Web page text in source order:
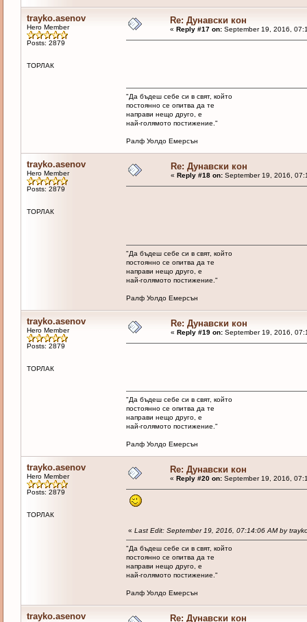
trayko.asenov
Hero Member
Posts: 2879
ТОРЛАК
Re: Дунавски кон
« Reply #17 on:September 19, 2016,
"Да бъдеш себе си в свят, който
постоянно се опитва да те
направи нещо друго, е
най-голямото постижение."
Ралф Уолдо Емерсън
trayko.asenov
Hero Member
Posts: 2879
ТОРЛАК
Re: Дунавски кон
« Reply #18 on:September 19, 2016,
"Да бъдеш себе си в свят, който
постоянно се опитва да те
направи нещо друго, е
най-голямото постижение."
Ралф Уолдо Емерсън
trayko.asenov
Hero Member
Posts: 2879
ТОРЛАК
Re: Дунавски кон
« Reply #19 on:September 19, 2016,
"Да бъдеш себе си в свят, който
постоянно се опитва да те
направи нещо друго, е
най-голямото постижение."
Ралф Уолдо Емерсън
trayko.asenov
Hero Member
Posts: 2879
ТОРЛАК
Re: Дунавски кон
« Reply #20 on:September 19, 2016,
« Last Edit: September 19, 2016, 07:14:06 AM by
"Да бъдеш себе си в свят, който
постоянно се опитва да те
направи нещо друго, е
най-голямото постижение."
Ралф Уолдо Емерсън
trayko.asenov Re: Дунавски кон